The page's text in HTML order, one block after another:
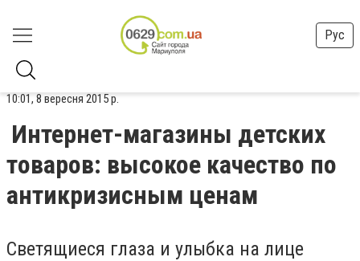
Рус
10:01, 8 вересня 2015 р.
Интернет-магазины детских
товаров: высокое качество по
антикризисным ценам
Светящиеся глаза и улыбка на лице